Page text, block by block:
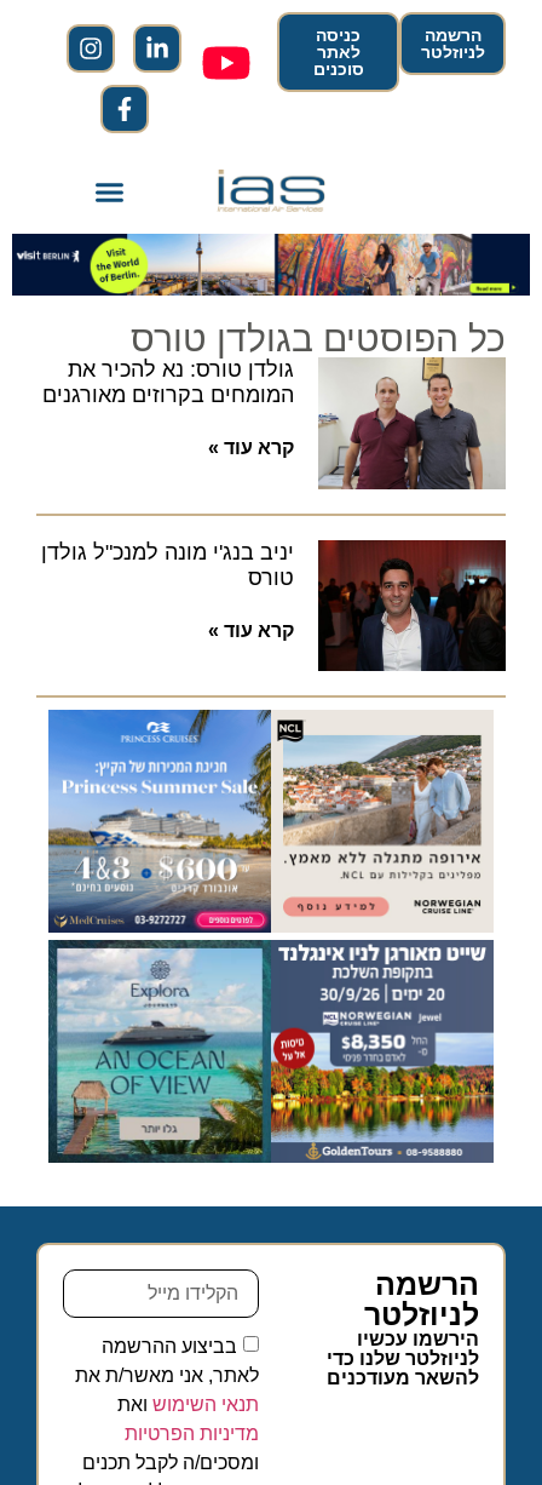
הרשמה
לניוזלטר
כניסה
לאתר
סוכנים
כל הפוסטים בגולדן טורס
גולדן טורס: נא להכיר את
המומחים בקרוזים מאורגנים
קרא עוד »
יניב בנג'י מונה למנכ"ל גולדן
טורס
קרא עוד »
הרשמה
לניוזלטר
הירשמו עכשיו
לניוזלטר שלנו כדי
להשאר מעודכנים
בביצוע ההרשמה
לאתר, אני מאשר/ת את
תנאי השימוש ואת
מדיניות הפרטיות
ומסכים/ה לקבל תכנים